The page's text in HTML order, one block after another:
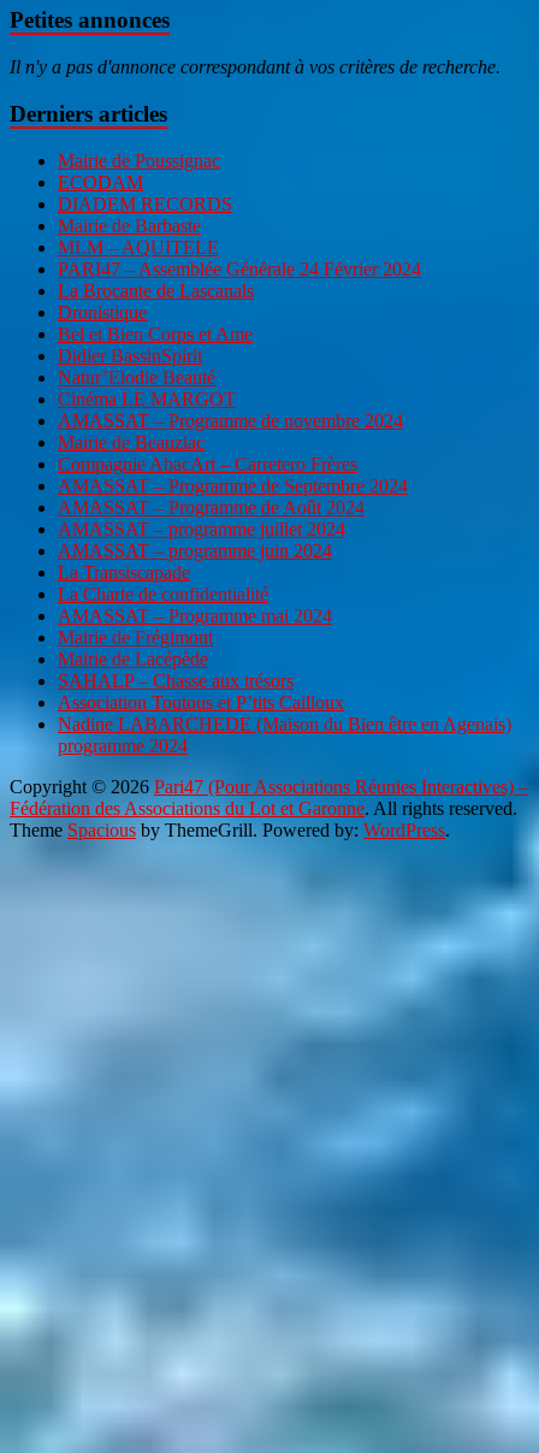
Petites annonces
Il n'y a pas d'annonce correspondant à vos critères de recherche.
Derniers articles
Mairie de Poussignac
ECODAM
DIADEM RECORDS
Mairie de Barbaste
MLM – AQUITELE
PARI47 – Assemblée Générale 24 Février 2024
La Brocante de Lascanals
Dronistique
Bel et Bien Corps et Ame
Didier BassinSpirit
Natur’Elodie Beauté
Cinéma LE MARGOT
AMASSAT – Programme de novembre 2024
Mairie de Beauziac
Compagnie AbacArt – Carretero Frères
AMASSAT – Programme de Septembre 2024
AMASSAT – Programme de Août 2024
AMASSAT – programme juillet 2024
AMASSAT – programme juin 2024
La Transiscapade
La Charte de confidentialité
AMASSAT – Programme mai 2024
Mairie de Frégimont
Mairie de Lacépède
SAHALP – Chasse aux trésors
Association Toutous et P’tits Cailloux
Nadine LABARCHEDE (Maison du Bien être en Agenais)
programme 2024
Copyright © 2026 Pari47 (Pour Associations Réunies Interactives) –
Fédération des Associations du Lot et Garonne. All rights reserved.
Theme Spacious by ThemeGrill. Powered by: WordPress.